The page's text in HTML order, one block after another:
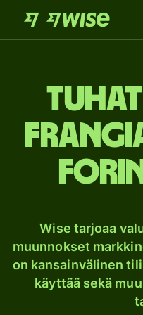
tuhat
Wise tarjoaa
muunnokset
on kansainvälinen
käyttää sekä